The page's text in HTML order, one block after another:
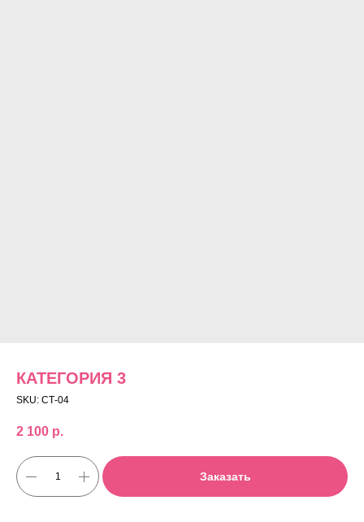
КАТЕГОРИЯ 3
SKU: СТ-04
2 100 р.
Заказать